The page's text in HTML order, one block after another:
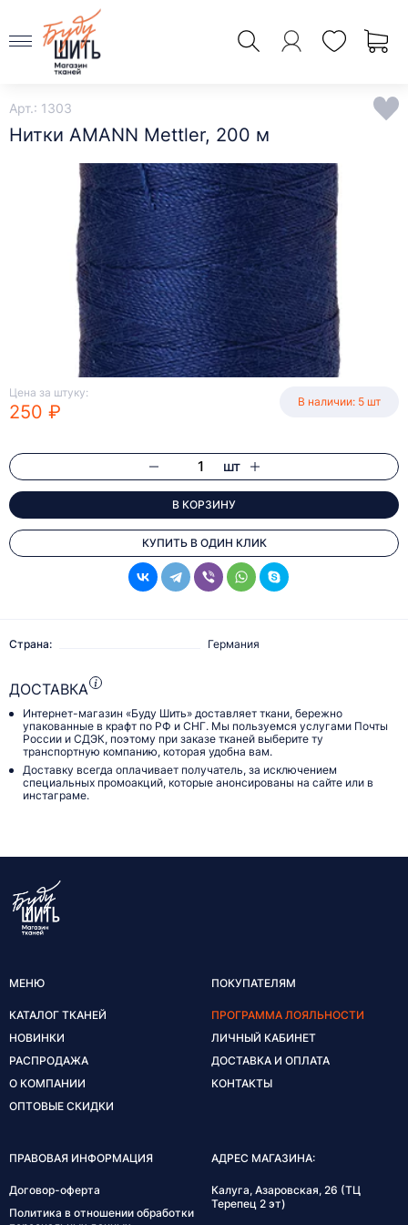
Арт.: 1303
Нитки AMANN Mettler, 200 м
Цена за штуку:
250 ₽ В наличии: 5 шт
шт
В КОРЗИНУ
КУПИТЬ В ОДИН КЛИК
Страна: Германия
ДОСТАВКА
Интернет-магазин «Буду Шить» доставляет ткани, бережно
упакованные в крафт по РФ и СНГ. Мы пользуемся услугами Почты
России и СДЭК, поэтому при заказе тканей выберите ту
транспортную компанию, которая удобна вам.
Доставку всегда оплачивает получатель, за исключением
специальных промоакций, которые анонсированы на сайте или в
инстаграме.
МЕНЮ
КАТАЛОГ ТКАНЕЙ
НОВИНКИ
РАСПРОДАЖА
О КОМПАНИИ
ОПТОВЫЕ СКИДКИ
ПОКУПАТЕЛЯМ
ПРОГРАММА ЛОЯЛЬНОСТИ
ЛИЧНЫЙ КАБИНЕТ
ДОСТАВКА И ОПЛАТА
КОНТАКТЫ
ПРАВОВАЯ ИНФОРМАЦИЯ
Договор-оферта
Политика в отношении обработки
АДРЕС МАГАЗИНА:
Калуга, Азаровская, 26 (ТЦ
Терепец 2 эт)